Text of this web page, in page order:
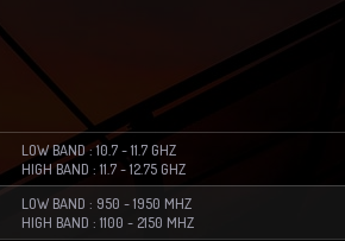
LOW BAND : 10.7 ~ 11.7 GHZ
HIGH BAND : 11.7 ~ 12.75 GHZ
LOW BAND : 950 ~ 1950 MHZ
HIGH BAND : 1100 ~ 2150 MHZ